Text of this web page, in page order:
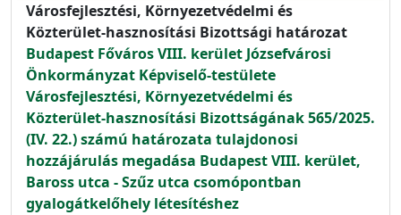
Városfejlesztési, Környezetvédelmi és
Közterület-hasznosítási Bizottsági határozat
Budapest Főváros VIII. kerület Józsefvárosi
Önkormányzat Képviselő-testülete
Városfejlesztési, Környezetvédelmi és
Közterület-hasznosítási Bizottságának 565/2025.
(IV. 22.) számú határozata tulajdonosi
hozzájárulás megadása Budapest VIII. kerület,
Baross utca - Szűz utca csomópontban
gyalogátkelőhely létesítéshez